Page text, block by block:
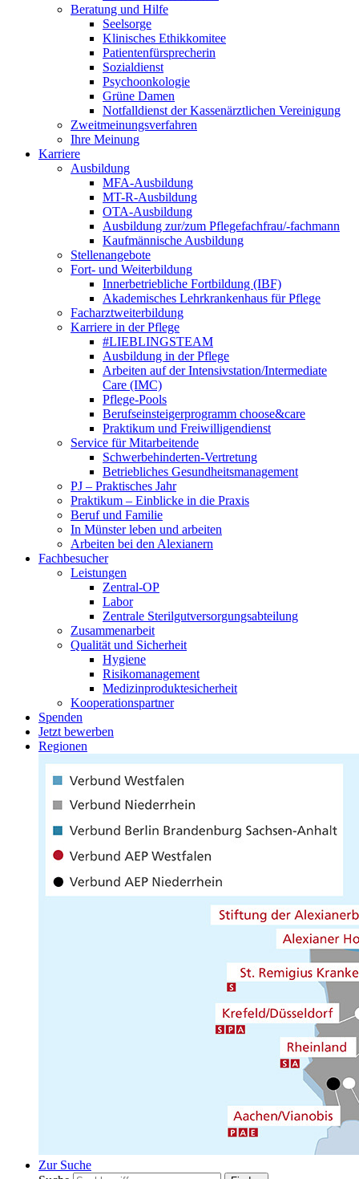
Beratung und Hilfe
Seelsorge
Klinisches Ethikkomitee
Patientenfürsprecherin
Sozialdienst
Psychoonkologie
Grüne Damen
Notfalldienst der Kassenärztlichen Vereinigung
Zweitmeinungsverfahren
Ihre Meinung
Karriere
Ausbildung
MFA-Ausbildung
MT-R-Ausbildung
OTA-Ausbildung
Ausbildung zur/zum Pflegefachfrau/-fachmann
Kaufmännische Ausbildung
Stellenangebote
Fort- und Weiterbildung
Innerbetriebliche Fortbildung (IBF)
Akademisches Lehrkrankenhaus für Pflege
Facharztweiterbildung
Karriere in der Pflege
#LIEBLINGSTEAM
Ausbildung in der Pflege
Arbeiten auf der Intensivstation/Intermediate
Care (IMC)
Pflege-Pools
Berufseinsteigerprogramm choose&care
Praktikum und Freiwilligendienst
Service für Mitarbeitende
Schwerbehinderten-Vertretung
Betriebliches Gesundheitsmanagement
PJ – Praktisches Jahr
Praktikum – Einblicke in die Praxis
Beruf und Familie
In Münster leben und arbeiten
Arbeiten bei den Alexianern
Fachbesucher
Leistungen
Zentral-OP
Labor
Zentrale Sterilgutversorgungsabteilung
Zusammenarbeit
Qualität und Sicherheit
Hygiene
Risikomanagement
Medizinproduktesicherheit
Kooperationspartner
Spenden
Jetzt bewerben
Regionen
Zur Suche